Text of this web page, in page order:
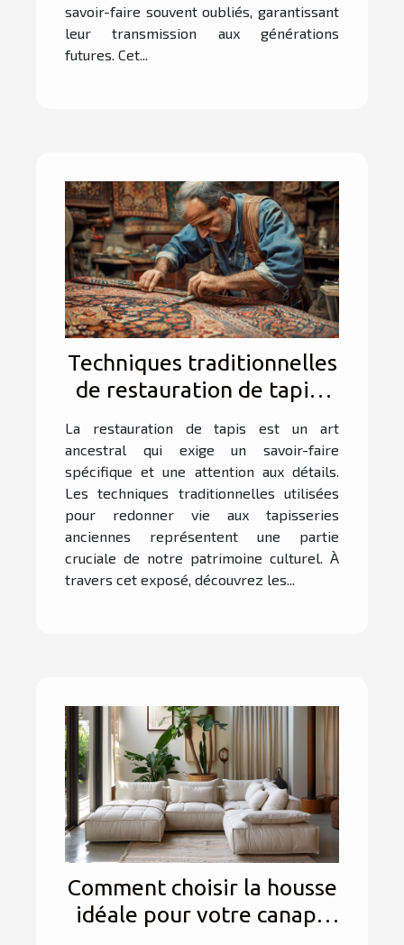
savoir-faire souvent oubliés, garantissant
leur transmission aux générations
futures. Cet...
Techniques traditionnelles
de restauration de tapis :
La restauration de tapis est un art
ancestral qui exige un savoir-faire
spécifique et une attention aux détails.
Les techniques traditionnelles utilisées
pour redonner vie aux tapisseries
anciennes représentent une partie
cruciale de notre patrimoine culturel. À
travers cet exposé, découvrez les...
Comment choisir la housse
idéale pour votre canapé